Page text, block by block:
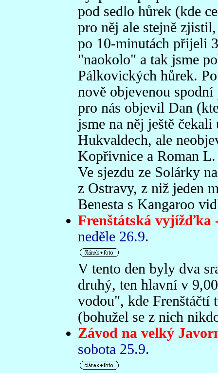
pod sedlo hůrek (kde
pro něj ale stejně
po 10-minutách přijeli
"naokolo" a tak jsme
Pálkovických hůrek.
nově objevenou
pro nás objevil Dan
jsme na něj ještě
Hukvaldech, ale
Kopřivnice a Roman
Ve sjezdu ze Solárky
z Ostravy, z niž jeden
Benesta s Kangaroo
Frenštátská vyjížďka
neděle 26.9.
V tento den byly dva
druhý, ten hlavní v
vodou", kde Frenštáčtí
(bohužel se z nich
Závod na velký
sobota 25.9.